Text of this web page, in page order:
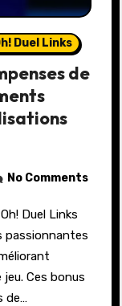
Duel Links
de
No Comments
passionnantes
Ces bonus
de…